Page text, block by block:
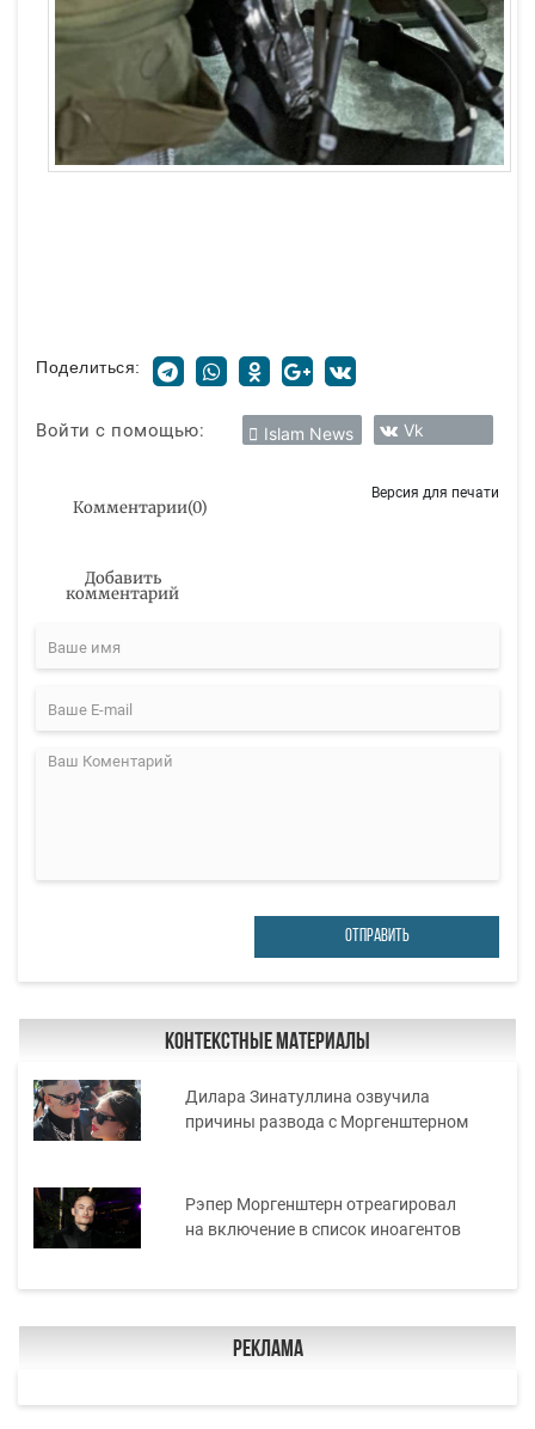
Поделиться:
Войти с помощью: Islam News Vk
Комментарии(0)
Версия для печати
Добавить
комментарий
ОТПРАВИТЬ
Контекстные материалы
Дилара Зинатуллина озвучила
причины развода с Моргенштерном
Рэпер Моргенштерн отреагировал
на включение в список иноагентов
Реклама